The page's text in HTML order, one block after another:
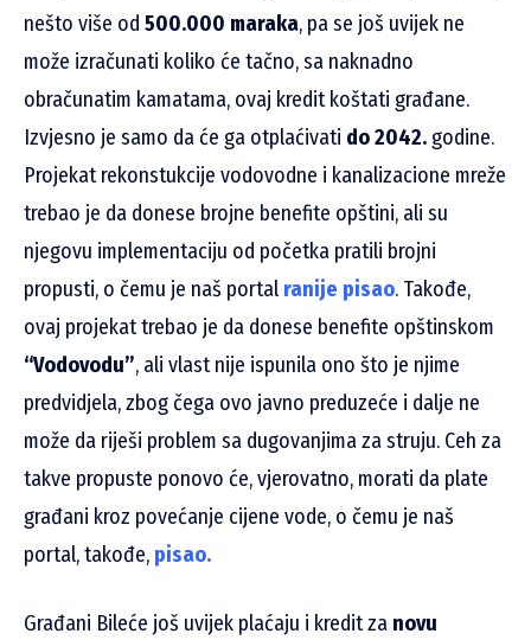
nešto više od 500.000 maraka, pa se još uvijek ne
može izračunati koliko će tačno, sa naknadno
obračunatim kamatama, ovaj kredit koštati građane.
Izvjesno je samo da će ga otplaćivati do 2042. godine.
Projekat rekonstukcije vodovodne i kanalizacione mreže
trebao je da donese brojne benefite opštini, ali su
njegovu implementaciju od početka pratili brojni
propusti, o čemu je naš portal ranije pisao. Takođe,
ovaj projekat trebao je da donese benefite opštinskom
“Vodovodu”, ali vlast nije ispunila ono što je njime
predvidjela, zbog čega ovo javno preduzeće i dalje ne
može da riješi problem sa dugovanjima za struju. Ceh za
takve propuste ponovo će, vjerovatno, morati da plate
građani kroz povećanje cijene vode, o čemu je naš
portal, takođe, pisao.
Građani Bileće još uvijek plaćaju i kredit za novu